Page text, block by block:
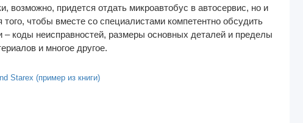
придется отдать микроавтобус в автосервис, но и
чтобы вместе со специалистами компетентно обсудить
коды неисправностей, размеры основных деталей и пределы
и многое другое.
Starex (пример из книги)